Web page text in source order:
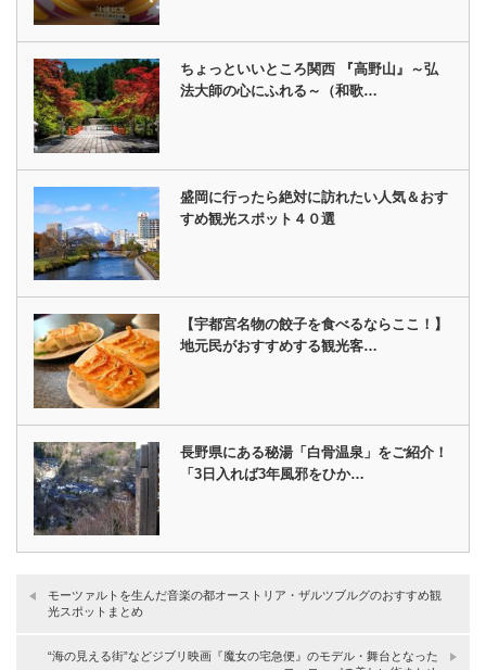
ちょっといいところ関西 『高野山』～弘
法大師の心にふれる～（和歌…
盛岡に行ったら絶対に訪れたい人気＆おす
すめ観光スポット４０選
【宇都宮名物の餃子を食べるならここ！】
地元民がおすすめする観光客…
長野県にある秘湯「白骨温泉」をご紹介！
「3日入れば3年風邪をひか…
モーツァルトを生んだ音楽の都オーストリア・ザルツブルグのおすすめ観
光スポットまとめ
“海の見える街”などジブリ映画『魔女の宅急便』のモデル・舞台となった